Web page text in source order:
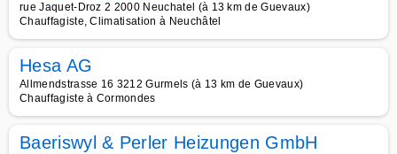
rue Jaquet-Droz 2 2000 Neuchatel (à 13 km de Guevaux)
Chauffagiste, Climatisation à Neuchâtel
Hesa AG
Allmendstrasse 16 3212 Gurmels (à 13 km de Guevaux)
Chauffagiste à Cormondes
Baeriswyl & Perler Heizungen GmbH